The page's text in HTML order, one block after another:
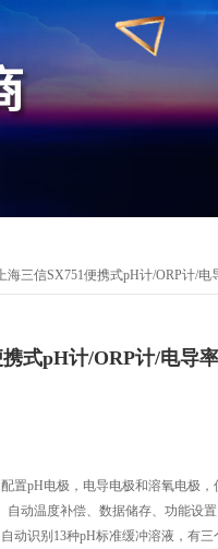
海三信SX751便携式pH计/ORP计/
式pH计/ORP计/电导
置pH电极，电导电极和溶氧电极
自动温度补偿、数据储存、功能设
动识别13种pH标准缓冲溶液，有